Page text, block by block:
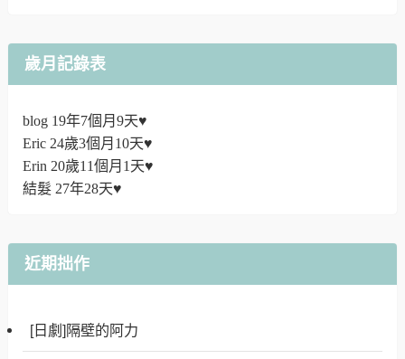
歲月記錄表
blog 19年7個月9天♥
Eric 24歲3個月10天♥
Erin 20歲11個月1天♥
結髮 27年28天♥
近期拙作
[日劇]隔壁的阿力